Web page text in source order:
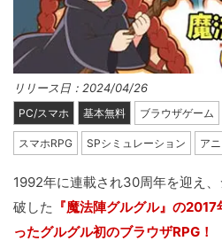
リリース日：2024/04/26
PC/スマホ 基本無料 ブラウザゲーム
スマホRPG SPシミュレーション ア
1992年に連載され30周年を迎え
破した 『魔法陣グルグル』の
ったグルグル初のブラウザRPG！